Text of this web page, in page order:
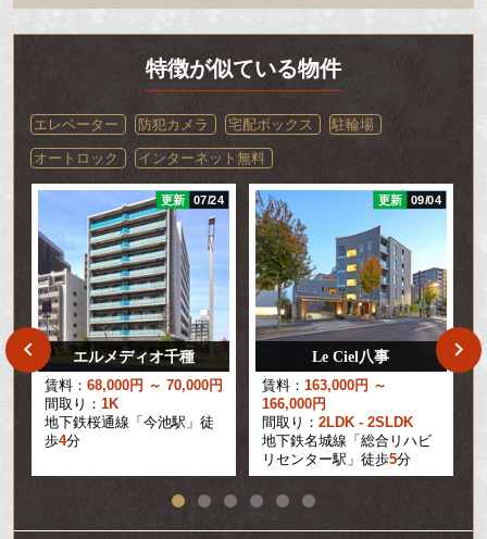
特徴が似ている物件
エレベーター 防犯カメラ 宅配ボックス 駐輪場
オートロック インターネット無料
更新 07/24
エルメディオ千種
賃料： 68,000円 ～ 70,000円
間取り： 1K
地下鉄桜通線「今池駅」徒
歩4分
更新 09/04
Le Ciel八事
賃料： 163,000円 ～
166,000円
間取り： 2LDK - 2SLDK
地下鉄名城線「総合リハビ
リセンター駅」徒歩5分